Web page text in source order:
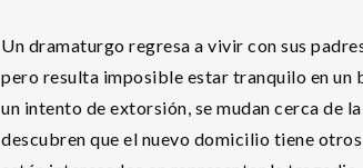
Un dramaturgo regresa a vivir con sus
pero resulta imposible estar tranquilo en un
un intento de extorsión, se mudan cerca de
descubren que el nuevo domicilio tiene